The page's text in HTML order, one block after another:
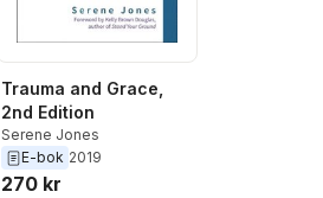
Trauma and Grace,
2nd Edition
Serene Jones
E-bok 2019
270 kr